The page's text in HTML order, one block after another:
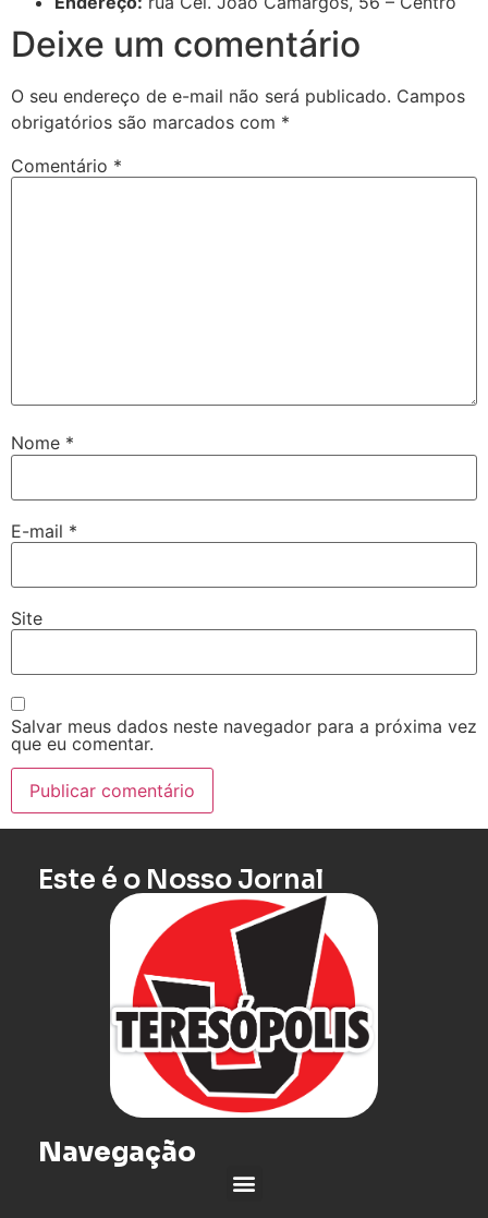
Deixe um comentário
O seu endereço de e-mail não será publicado. Campos
obrigatórios são marcados com *
Comentário *
Nome *
E-mail *
Site
Salvar meus dados neste navegador para a próxima vez
que eu comentar.
Este é o Nosso Jornal
Navegação